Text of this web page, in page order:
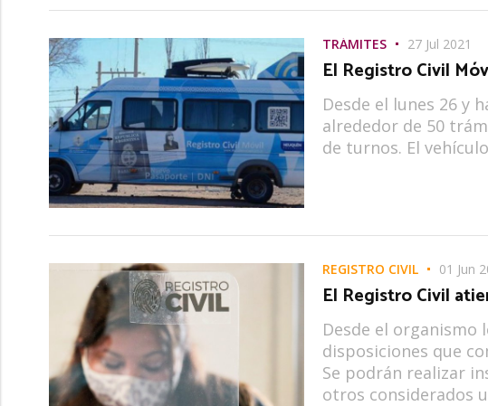
TRÁMITES 27 Jul 2021
El Registro Civil
Desde el lunes 26 y
alrededor de 50
de turnos. El
REGISTRO CIVIL 01 Jun
El Registro Civil
Desde el organismo
disposiciones que
Se podrán realizar
otros considerados